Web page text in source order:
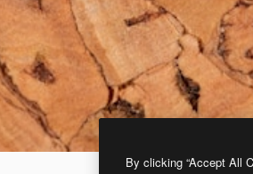
By clicking “Accept All